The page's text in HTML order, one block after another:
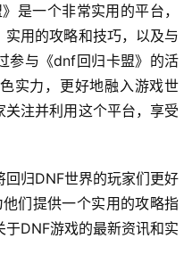
是一个非常实用的平台，
用的攻略和技巧，以及与
参与《dnf回归卡盟》的活
实力，更好地融入游戏世
注并利用这个平台，享受
归DNF世界的玩家们更好
们提供一个实用的攻略指
DNF游戏的最新资讯和实